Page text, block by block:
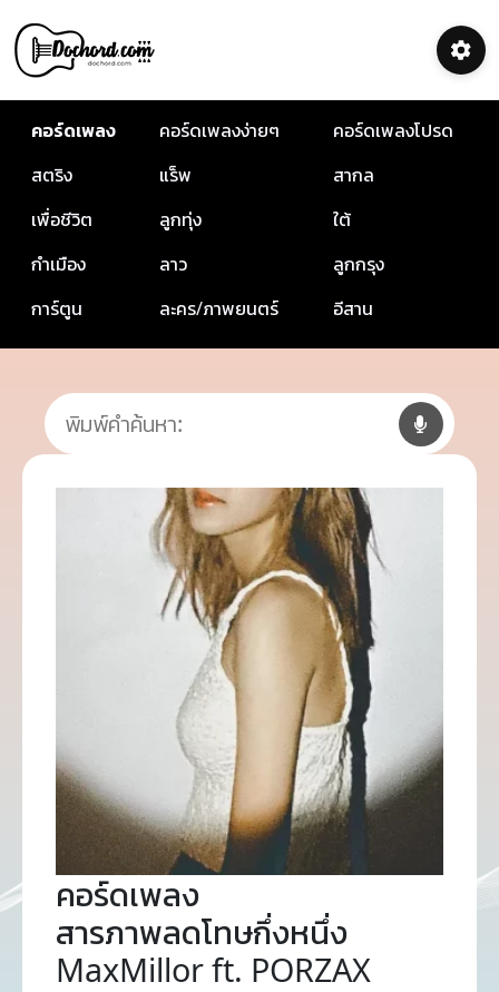
คอร์ดเพลง คอร์ดเพลงง่ายๆ
คอร์ดเพลงโปรด
สตริง
แร็พ
สากล
เพื่อชีวิต
ลูกทุ่ง
ใต้
กำเมือง
ลาว
ลูกกรุง
การ์ตูน
ละคร/ภาพยนตร์ อีสาน
คอร์ดเพลง
สารภาพลดโทษกึ่งหนึ่ง
MaxMillor ft. PORZAX